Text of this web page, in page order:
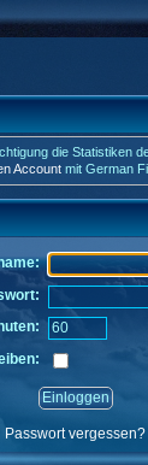
die Statistiken
Accountmit German
Passwort vergessen?